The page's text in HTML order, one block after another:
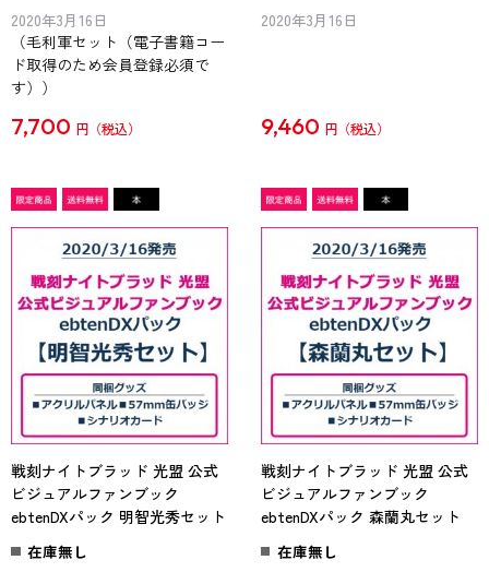
2020年3月16日
（毛利軍セット（電子書籍コー
ド取得のため会員登録必須で
す））
7,700 円
2020年3月16日
9,460 円
戦刻ナイトブラッド 光盟 公式
ビジュアルファンブック
ebtenDXパック 明智光秀セット
在庫無し
戦刻ナイトブラッド 光盟 公式
ビジュアルファンブック
ebtenDXパック 森蘭丸セット
在庫無し